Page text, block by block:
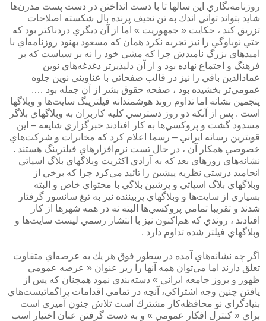
روزنامه‌نگاري اين سالها تا با دست انداختن در دست پست مدرن‌ها
شايد بتواند تواني اندك به تن نحيف پرنده بال شكسته اصلاحات
تزريق كند ،‌ حكايت « جمهوريت » اما از آن ديگري دردناكتر بود كه
حتي نوباوگي را نيز تجربه نكرد همان كه مسعود بهنود روزنامه‌اي با
اميدهاي بزرگ ناميدش چرا كه مشي خود را نه بر سياست كه بر
فرهنگ و اجتماع نهاده بود و از آن دلپذيرتر دغدغه‌هاي نوين
عمادالدين باقي را نيز در قالب صفحاتي با عناويني نوين جلوه
عمومي‌تر بخشيده بود ، صفحه حقوق بشر از آن جمله بود ….
پنجمين نشانه اما تداوم روند هوشمندانه فيلترينگ سايت‌ها و وبلاگها
است . پس از آنكه دو روز دسترسي كليه كاربران به وبلاگهاي بلاگر
مسدود گشت و پروكسي‌ها به كار افتادند خبرگزاري شايعه – اين
قويترين رسانه ايراني – رسما اعلام كرد كه مخابرات و شركت‌هاي
خصوصي همكار آن ، در حال تست نرم‌افزارهاي فيلترينگ هستند .
نشانه‌هاي روزهاي بعد كه به آزادي اكثريت وبلاگهاي بلاگ اسپاتي
انجاميد درستي نظريه پيشين را تائيد مي‌كرد چرا كه برخي از
وبلاگهاي بلاگ اسپاتي و پرشين بلاگي با محتواي خاص و البته
بسياري از سايت‌ها و وبلاگهاي پربيننده نيز به تيغ سانسور گرفتار
شدند و تقريبا تمامي پروكسي‌ها البته نه در همه شهرها از كار
افتادند ، روندي كه هم‌اكنون نيز با انتشار رسمي ليست سايت‌ها و
وبلاگهاي فيلتر شده تداوم دارد .
اگر چه نشانه‌هاي آمده در سطور فوق هر يك به عرصه‌‌اي متفاوت
تعلق دارند اما مي‌توان همه آنها را زير عنوان « عرصه عمومي
ظهور و بروز جامعه ايراني » دسته‌بندي نمود همچنان كه پس از
يافتن چنين وجه اشتراكي، آنچه در تمامي اقدامات پراگماتيست‌هاي
بنيادگراي نو محافظه‌كار مشترك است تلاش جنون آميزي است
براي « كنترل افكار عمومي » و به دست گرفتن عنان اختيار اسب